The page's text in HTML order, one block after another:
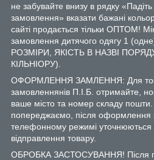
не забувайте внизу в рядку
замовлення» вказати бажані
сайті продається тільки ОПТОМ!
замовлення дитячого одягу 1
РОЗМІРИ, ЯКІСТЬ В НАЗВІ
КІЛЬНІОРУ).
ОФОРМЛЕННЯ ЗАМЛЕННЯ: Для
замовленнянів П.І.Б. отримайте,
ваше місто та номер складу
попереджаємо, після оформлення
телефонному режимі уточнюються
відправлення товару.
ОБРОБКА ЗАСТОСУВАННЯ! Після